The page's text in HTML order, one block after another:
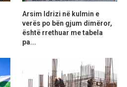
Arsim Idrizi në kulmin e
verës po bën gjum dimëror,
është rrethuar me tabela
pa...